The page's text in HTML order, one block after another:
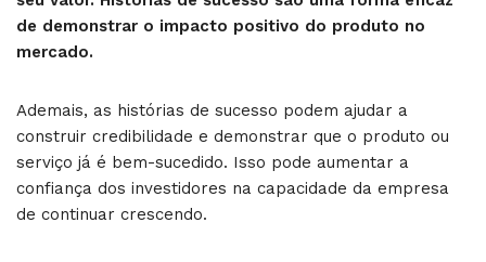
de demonstrar o impacto positivo do produto no
mercado.
Ademais, as histórias de sucesso podem ajudar a
construir credibilidade e demonstrar que o produto ou
serviço já é bem-sucedido. Isso pode aumentar a
confiança dos investidores na capacidade da empresa
de continuar crescendo.